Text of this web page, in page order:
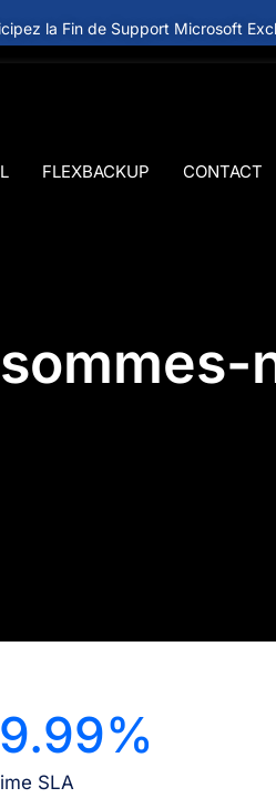
la Fin de Support Microsoft
FLEXBACKUP CONTACT
SLA